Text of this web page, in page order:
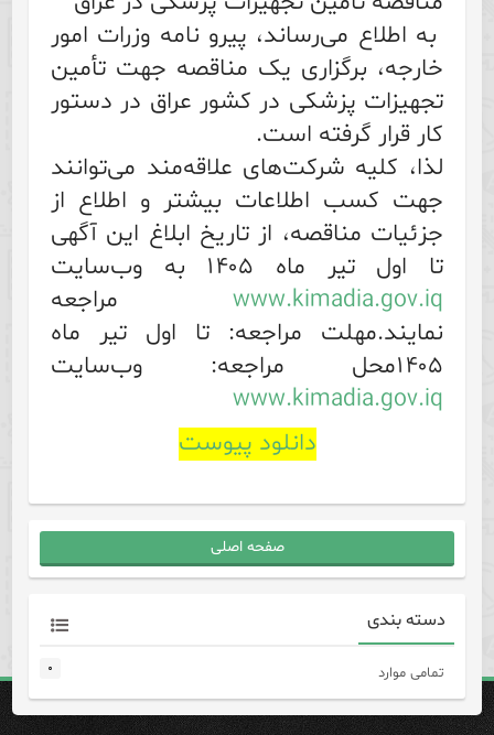
به اطلاع می‌رساند، پیرو نامه وزرات امور
خارجه، برگزاری یک مناقصه جهت تأمین
تجهیزات پزشکی در کشور عراق در دستور
کار قرار گرفته است.
لذا، کلیه شرکت‌های علاقه‌مند می‌توانند
جهت کسب اطلاعات بیشتر و اطلاع از
جزئیات مناقصه، از تاریخ ابلاغ این آگهی
تا اول تیر ماه ۱۴۰۵ به وب‌سایت
www.kimadia.gov.iq مراجعه
نمایند.مهلت مراجعه: تا اول تیر ماه
۱۴۰۵محل مراجعه: وب‌سایت
www.kimadia.gov.iq
دانلود پیوست
صفحه اصلی
دسته بندی
تمامی موارد ۰